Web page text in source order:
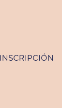
INSCRIPCIÓN